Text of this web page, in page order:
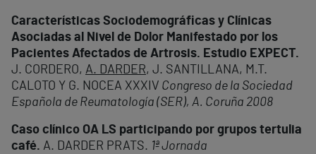
Características Sociodemográficas y Clínicas
Asociadas al Nivel de Dolor Manifestado por los
Pacientes Afectados de Artrosis. Estudio EXPECT.
J. CORDERO, A. DARDER, J. SANTILLANA, M.T.
CALOTO Y G. NOCEA XXXIV Congreso de la Sociedad
Española de Reumatología (SER), A. Coruña 2008
Caso clínico OA LS participando por grupos tertulia
café. A. DARDER PRATS. 1ª Jornada